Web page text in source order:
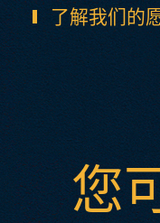
了解我们的
您